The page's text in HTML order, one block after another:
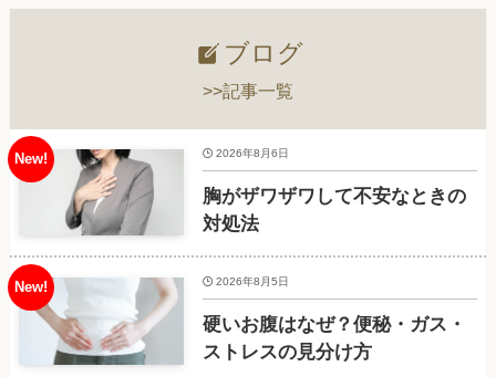
ブログ
>>記事一覧
胸がザワザワして不安なときの
対処法
2026年8月6日
硬いお腹はなぜ？便秘・ガス・
ストレスの見分け方
2026年8月5日